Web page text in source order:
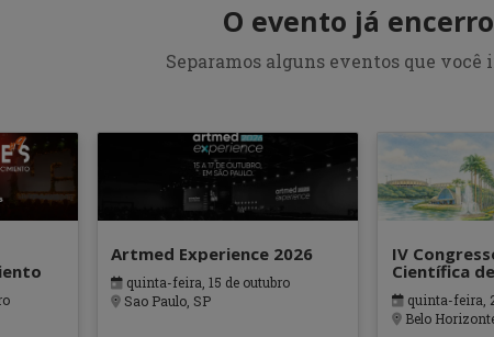
O evento já
Separamos alguns eventos que você
Artmed Experience 2026
quinta-feira, 15 de outubro
Sao Paulo, SP
IV
Científica
Paliativos -
quinta-feira,
Belo